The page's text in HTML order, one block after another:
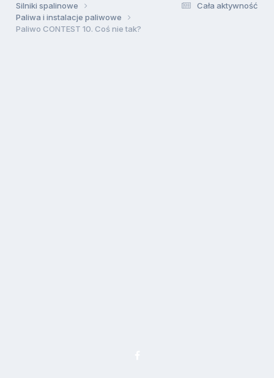
Cała aktywność
Silniki spalinowe
Paliwa i instalacje paliwowe
Paliwo CONTEST 10. Coś nie tak?